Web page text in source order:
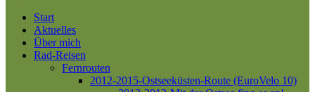
Close
Menu
Start
Aktuelles
Über mich
Rad-Reisen
Fernrouten
2012-2015-Ostseeküsten-Route (EuroVelo 10)